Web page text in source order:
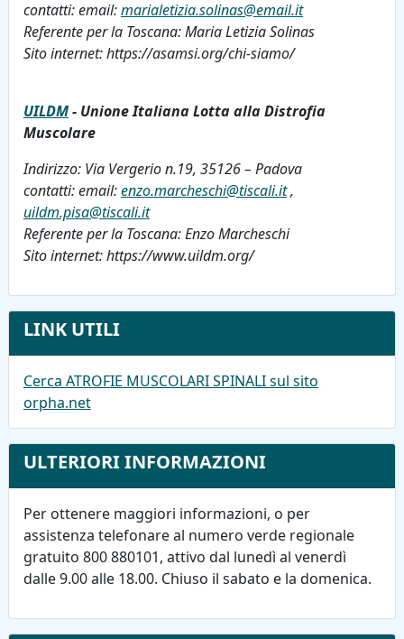
contatti: email:marialetizia.solinas@email.it
Referente per la Toscana: Maria Letizia Solinas
Sito internet: https://asamsi.org/chi-siamo/
UILDM- Unione Italiana Lotta alla Distrofia
Muscolare
Indirizzo: Via Vergerio n.19, 35126 – Padova
contatti: email:enzo.marcheschi@tiscali.it,
uildm.pisa@tiscali.it
Referente per la Toscana: Enzo Marcheschi
Sito internet: https://www.uildm.org/
LINK UTILI
Cerca ATROFIE MUSCOLARI SPINALI sul sito
orpha.net
ULTERIORI INFORMAZIONI
Per ottenere maggiori informazioni, o per
assistenza telefonare al numero verde regionale
gratuito 800 880101, attivo dal lunedì al venerdì
dalle 9.00 alle 18.00. Chiuso il sabato e la domenica.